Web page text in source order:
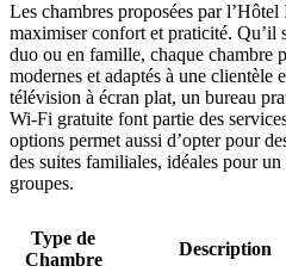
Les chambres proposées par
maximiser confort et praticité. Qu’il
duo ou en famille, chaque chambre
modernes et adaptés à une
télévision à écran plat, un bureau
Wi-Fi gratuite font partie des
options permet aussi d’opter pour
des suites familiales, idéales pour
groupes.
Type de
Chambre
Description